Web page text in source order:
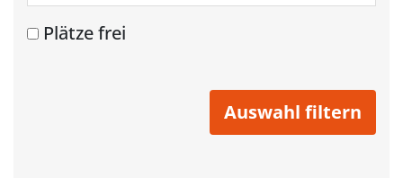
Plätze frei